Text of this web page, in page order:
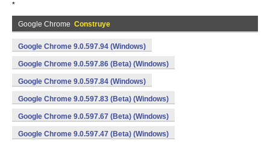
*
Google Chrome Construye
Google Chrome 9.0.597.94 (Windows)
Google Chrome 9.0.597.86 (Beta) (Windows)
Google Chrome 9.0.597.84 (Windows)
Google Chrome 9.0.597.83 (Beta) (Windows)
Google Chrome 9.0.597.67 (Beta) (Windows)
Google Chrome 9.0.597.47 (Beta) (Windows)